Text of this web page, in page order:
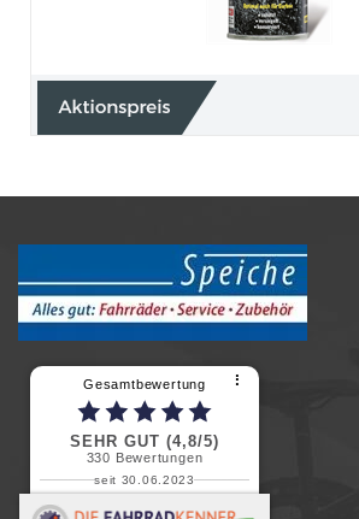
Gesamtbewertung ⠇
SEHR GUT (4,8/5)
330 Bewertungen
seit 30.06.2023